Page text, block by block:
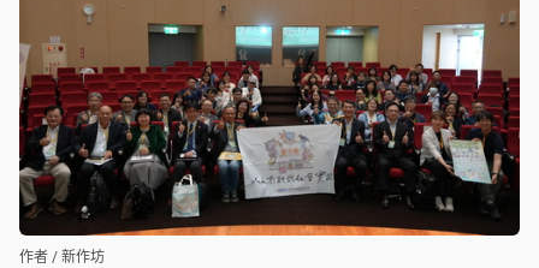
作者 / 新作坊